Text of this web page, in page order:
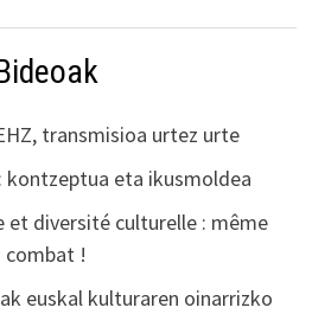
transmisioa urtez urte
kontzeptua eta ikusmoldea
et diversité culturelle : même
combat !
euskal kulturaren oinarrizko